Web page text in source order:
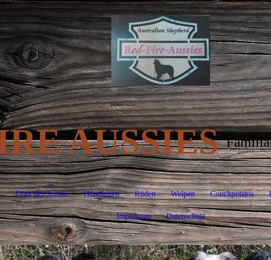
AUSSIES
Über den Aussie Hündinnen Rüden Welpen Couchpotatos
Impressum Datenschutz